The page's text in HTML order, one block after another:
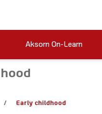
Aksorn On-Learn
/ Early childhood